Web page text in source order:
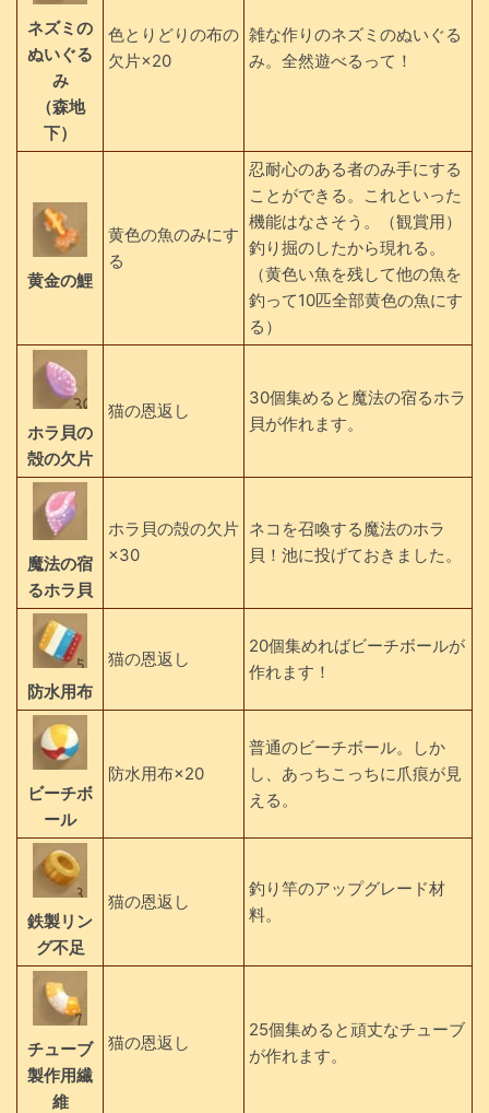
ネズミの
ぬいぐる
み
（森地
下）
色とりどりの布の
欠片×20
雑な作りのネズミのぬいぐる
み。全然遊べるって！
黄金の鯉
黄色の魚のみにす
る
忍耐心のある者のみ手にする
ことができる。これといった
機能はなさそう。（観賞用）
釣り掘のしたから現れる。
（黄色い魚を残して他の魚を
釣って10匹全部黄色の魚にす
る）
ホラ貝の
殻の欠片
猫の恩返し
30個集めると魔法の宿るホラ
貝が作れます。
魔法の宿
るホラ貝
ホラ貝の殻の欠片
×30
ネコを召喚する魔法のホラ
貝！池に投げておきました。
防水用布
猫の恩返し
20個集めればビーチボールが
作れます！
ビーチボ
ール
防水用布×20
普通のビーチボール。しか
し、あっちこっちに爪痕が見
える。
鉄製リン
グ不足
猫の恩返し
釣り竿のアップグレード材
料。
チューブ
製作用繊
維
猫の恩返し
25個集めると頑丈なチューブ
が作れます。